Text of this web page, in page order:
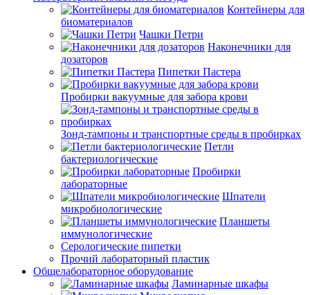
Контейнеры для
биоматериалов
Чашки Петри
Наконечники для
дозаторов
Пипетки Пастера
Пробирки вакуумные для забора крови
Зонд-тампоны и транспортные среды в пробирках
Петли
бактериологические
Пробирки
лабораторные
Шпатели
микробиологические
Планшеты
иммунологические
Серологические пипетки
Прочий лабораторный пластик
Общелабораторное оборудование
Ламинарные шкафы